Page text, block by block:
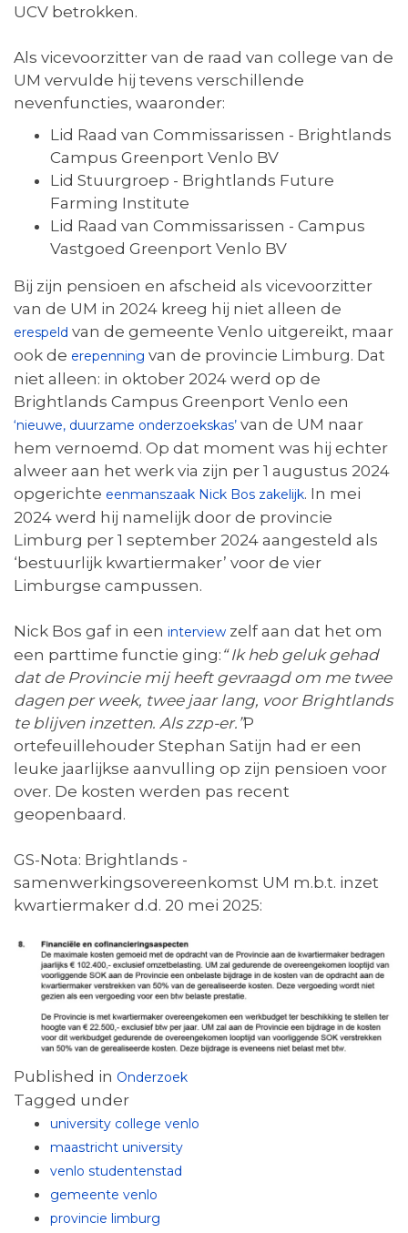
UCV betrokken.
Als vicevoorzitter van de raad van college van de
UM vervulde hij tevens verschillende
nevenfuncties, waaronder:
Lid Raad van Commissarissen - Brightlands
Campus Greenport Venlo BV
Lid Stuurgroep - Brightlands Future
Farming Institute
Lid Raad van Commissarissen - Campus
Vastgoed Greenport Venlo BV
Bij zijn pensioen en afscheid als vicevoorzitter
van de UM in 2024 kreeg hij niet alleen de
erespeld van de gemeente Venlo uitgereikt, maar
ook de erepenning van de provincie Limburg. Dat
niet alleen: in oktober 2024 werd op de
Brightlands Campus Greenport Venlo een
‘nieuwe, duurzame onderzoekskas’ van de UM naar
hem vernoemd. Op dat moment was hij echter
alweer aan het werk via zijn per 1 augustus 2024
opgerichte eenmanszaak Nick Bos zakelijk. In mei
2024 werd hij namelijk door de provincie
Limburg per 1 september 2024 aangesteld als
‘bestuurlijk kwartiermaker’ voor de vier
Limburgse campussen.
Nick Bos gaf in een interview zelf aan dat het om
een parttime functie ging: “ Ik heb geluk gehad
dat de Provincie mij heeft gevraagd om me twee
dagen per week, twee jaar lang, voor Brightlands
te blijven inzetten. Als zzp-er.”P
ortefeuillehouder Stephan Satijn had er een
leuke jaarlijkse aanvulling op zijn pensioen voor
over. De kosten werden pas recent
geopenbaard.
GS-Nota: Brightlands -
samenwerkingsovereenkomst UM m.b.t. inzet
kwartiermaker d.d. 20 mei 2025:
Published in Onderzoek
Tagged under
university college venlo
maastricht university
venlo studentenstad
gemeente venlo
provincie limburg